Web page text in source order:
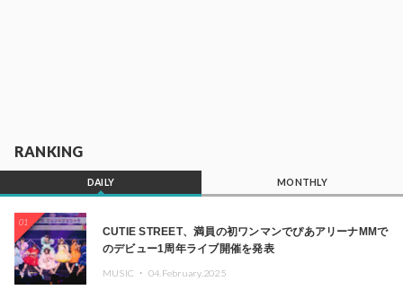
RANKING
DAILY MONTHLY
01
CUTIE STREET、満員の初ワンマンでぴあアリーナMMで
のデビュー1周年ライブ開催を発表
MUSIC ・ 04.February.2025